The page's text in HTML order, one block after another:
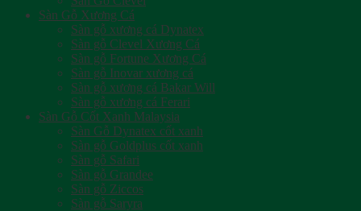
Sàn Gỗ Xương Cá
Sàn gỗ xương cá Dynatex
Sàn gỗ Clevel Xương Cá
Sàn gỗ Fortune Xương Cá
Sàn gỗ Inovar xương cá
Sàn gỗ xương cá Bakar Will
Sàn gỗ xương cá Ferari
Sàn Gỗ Cốt Xanh Malaysia
Sàn Gỗ Dynatex cốt xanh
Sàn gỗ Goldplus cốt xanh
Sàn gỗ Safari
Sàn gỗ Grandee
Sàn gỗ Ziccos
Sàn gỗ Saryra